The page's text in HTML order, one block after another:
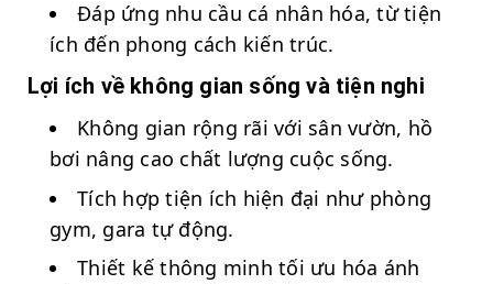
Đáp ứng nhu cầu cá nhân hóa, từ tiện
ích đến phong cách kiến trúc.
Lợi ích về không gian sống và tiện nghi
Không gian rộng rãi với sân vườn, hồ
bơi nâng cao chất lượng cuộc sống.
Tích hợp tiện ích hiện đại như phòng
gym, gara tự động.
Thiết kế thông minh tối ưu hóa ánh